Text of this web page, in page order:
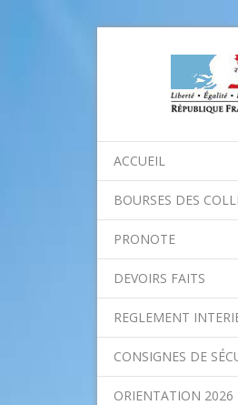
ACCUEIL
BOURSES DES
PRONOTE
DEVOIRS FAITS
REGLEMENT
CONSIGNES DE
ORIENTATION 2026